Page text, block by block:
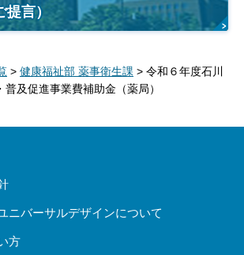
言）
> 健康福祉部 薬事衛生課 > 令和６年度石川
及促進事業費補助金（薬局）
ニバーサルデザインについて
方